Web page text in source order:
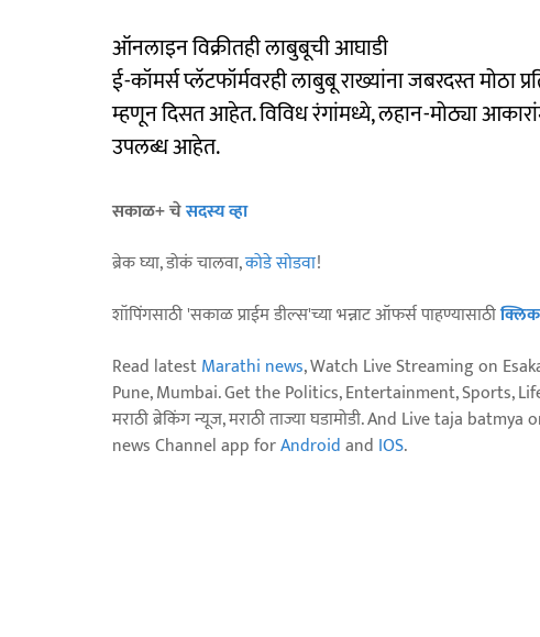
ऑनलाइन विक्रीतही लाबुबूची आघाडी
ई-कॉमर्स प्लॅटफॉर्मवरही लाबुबू राख्यांना जबरदस्त मोठा
म्हणून दिसत आहेत. विविध रंगांमध्ये, लहान-मोठ्या
उपलब्ध आहेत.
सकाळ+ चेसदस्य व्हा
ब्रेक घ्या, डोकं चालवा,कोडे सोडवा!
शॉपिंगसाठी 'सकाळ प्राईम डील्स'च्या भन्नाट ऑफर्स पाहण्यासाठी
Read latestMarathi news, Watch Live Streaming on
Pune, Mumbai. Get the Politics, Entertainment, Sports,
मराठी ब्रेकिंग न्यूज, मराठी ताज्या घडामोडी. And Live taja
news Channel app forAndroidand IOS.